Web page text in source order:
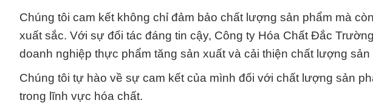
Chúng tôi cam kết không chỉ đảm bảo chất lượng sản phẩm mà
xuất sắc. Với sự đối tác đáng tin cậy, Công ty Hóa Chất Đắc
doanh nghiệp thực phẩm tăng sản xuất và cải thiện chất lượng
Chúng tôi tự hào về sự cam kết của mình đối với chất lượng sản
trong lĩnh vực hóa chất.